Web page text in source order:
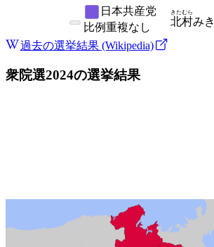
日本共産党
比例重複なし 北村
きたむら
みき
過去の選挙結果 (Wikipedia)
衆院選2024の選挙結果